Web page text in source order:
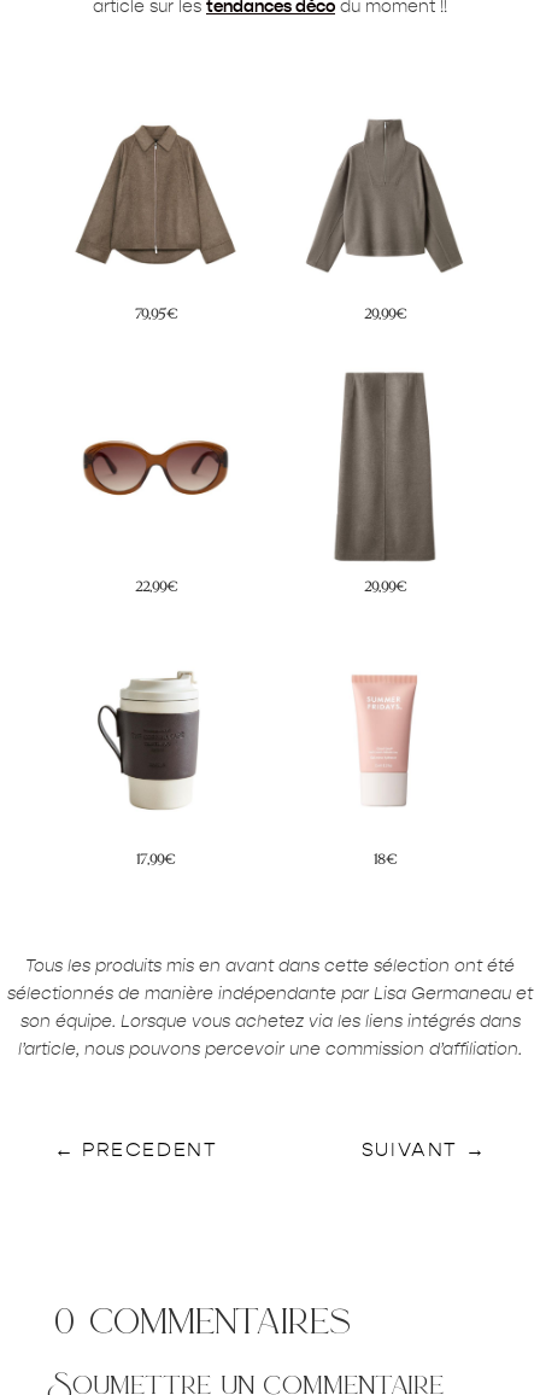
article sur les tendances déco du moment !!
79,95€
22,99€
17,99€
29,99€
29,99€
18€
Tous les produits mis en avant dans cette sélection ont été
sélectionnés de manière indépendante par Lisa Germaneau et
son équipe. Lorsque vous achetez via les liens intégrés dans
l’article, nous pouvons percevoir une commission d’affiliation.
← PRECEDENT SUIVANT →
0 commentaires
Soumettre un commentaire